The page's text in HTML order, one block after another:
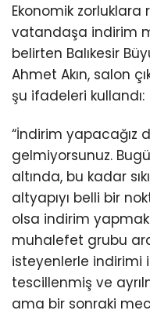
Ekonomik
vatandaşa indirim
belirten Balıkesir
Ahmet Akın, salon
şu ifadeleri kullandı:
“İndirim yapacağız
gelmiyorsunuz.
altında, bu kadar
altyapıyı belli bir
olsa indirim yapmak
muhalefet grubu
isteyenlerle indirimi
tescillenmiş ve
ama bir sonraki